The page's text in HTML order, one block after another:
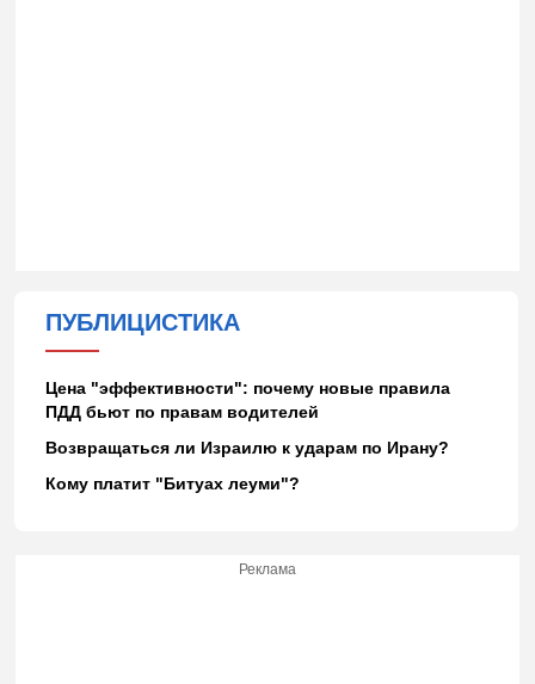
ПУБЛИЦИСТИКА
Цена "эффективности": почему новые правила
ПДД бьют по правам водителей
Возвращаться ли Израилю к ударам по Ирану?
Кому платит "Битуах леуми"?
Реклама